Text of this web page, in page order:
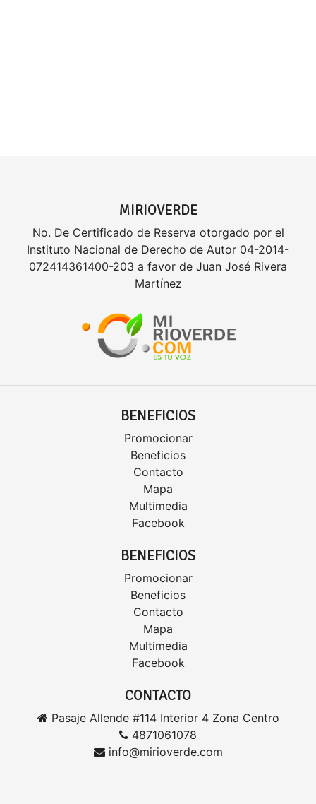
MIRIOVERDE
No. De Certificado de Reserva otorgado por el
Instituto Nacional de Derecho de Autor 04-2014-
072414361400-203 a favor de Juan José Rivera
Martínez
BENEFICIOS
Promocionar
Beneficios
Contacto
Mapa
Multimedia
Facebook
BENEFICIOS
Promocionar
Beneficios
Contacto
Mapa
Multimedia
Facebook
CONTACTO
Pasaje Allende #114 Interior 4 Zona Centro
4871061078
info@mirioverde.com